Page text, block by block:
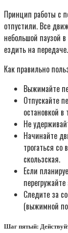
Принцип работы с
отпустили. Все
небольшой паузой
ездить на передаче.
Как правильно
Выжимайте
Отпускайте
остановкой в
Не
Начинайте
трогаться со
скользская.
Если
перегружайте
Следите за
(выжимной
Шаг пятый: